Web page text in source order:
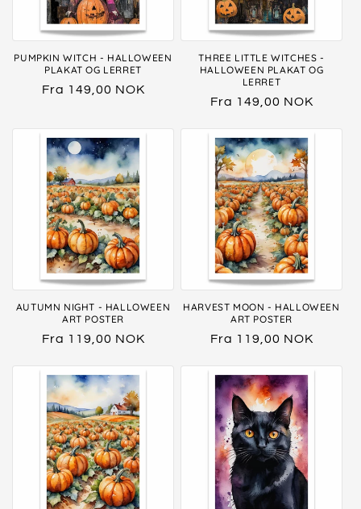
PUMPKIN WITCH - HALLOWEEN
PLAKAT OG LERRET
Vanlig
Fra 149,00 NOK
THREE LITTLE WITCHES -
HALLOWEEN PLAKAT OG
LERRET
Vanlig
Fra 149,00 NOK
AUTUMN NIGHT - HALLOWEEN
ART POSTER
Vanlig
Fra 119,00 NOK
HARVEST MOON - HALLOWEEN
ART POSTER
Vanlig
Fra 119,00 NOK